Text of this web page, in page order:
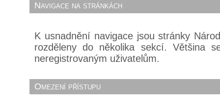
Navigace na stránkách
K usnadnění navigace jsou stránky
rozděleny do několika sekcí. Většina
neregistrovaným uživatelům.
Omezení přístupu